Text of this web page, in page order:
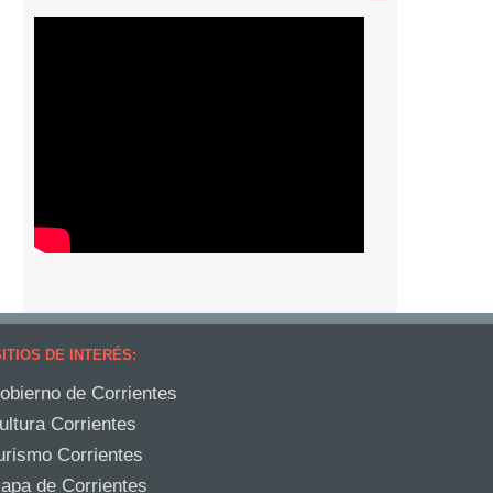
DE INTERÉS:
de Corrientes
Corrientes
Corrientes
de Corrientes